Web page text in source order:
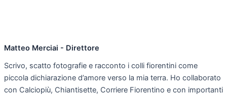
Matteo Merciai - Direttore
Scrivo, scatto fotografie e racconto i colli fiorentini come
piccola dichiarazione d’amore verso la mia terra. Ho collaborato
con Calciopiù, Chiantisette, Corriere Fiorentino e con importanti